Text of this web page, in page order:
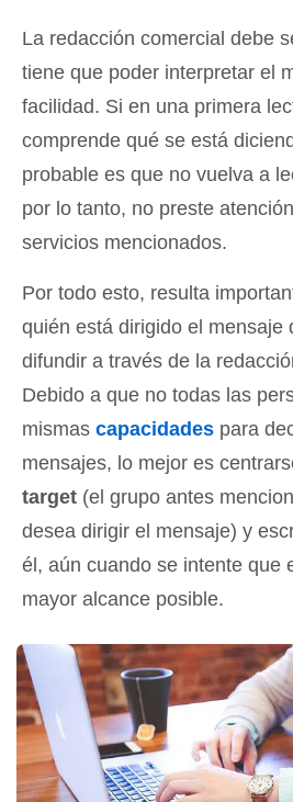
La redacción comercial debe
tiene que poder interpretar el
facilidad. Si en una primera
comprende qué se está
probable es que no vuelva a
por lo tanto, no preste
servicios mencionados.
Por todo esto, resulta
quién está dirigido el mensaje
difundir a través de la
Debido a que no todas las
mismas capacidades para
mensajes, lo mejor es
target (el grupo antes
desea dirigir el mensaje) y
él, aún cuando se intente que
mayor alcance posible.